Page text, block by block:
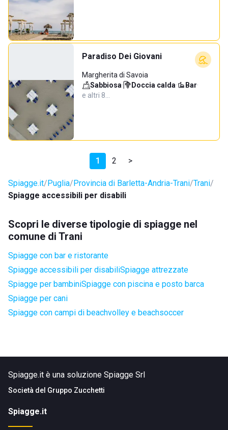
Paradiso Dei Giovani
Margherita di Savoia
Sabbiosa· Doccia calda· Bar·
e altri 8…
1 2 >
Spiagge.it Puglia Provincia di Barletta-Andria-Trani Trani
Spiagge accessibili per disabili
Scopri le diverse tipologie di spiagge nel
comune di Trani
Spiagge con bar e ristorante
Spiagge accessibili per disabiliSpiagge attrezzate
Spiagge per bambiniSpiagge con piscina e posto barca
Spiagge per cani
Spiagge con campi di beachvolley e beachsoccer
Spiagge.it è una soluzione Spiagge Srl
Società del Gruppo Zucchetti
Spiagge.it